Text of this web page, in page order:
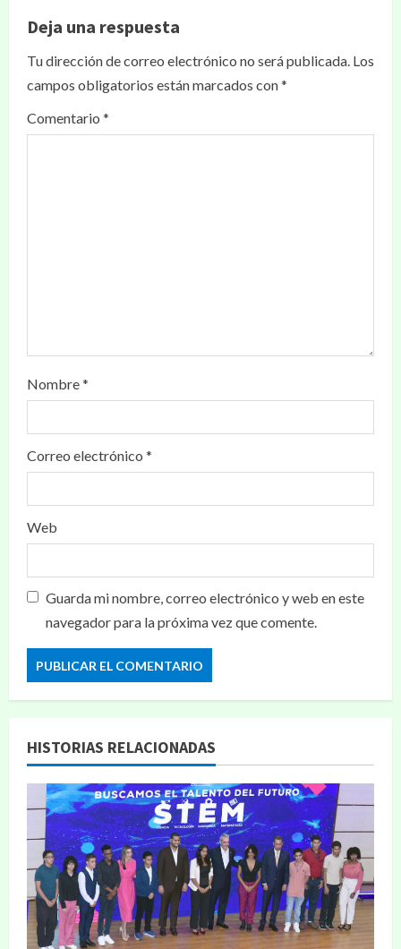
Deja una respuesta
Tu dirección de correo electrónico no será publicada. Los
campos obligatorios están marcados con*
Comentario *
Nombre*
Correo electrónico *
Web
Guarda mi nombre, correo electrónico y web en este
navegador para la próxima vez que comente.
HISTORIAS RELACIONADAS